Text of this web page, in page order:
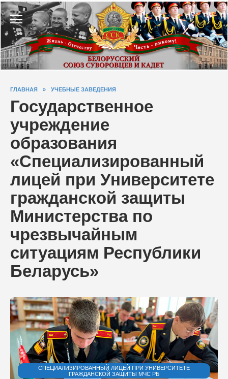
Перейти
к
содержанию
ГЛАВНАЯ » УЧЕБНЫЕ ЗАВЕДЕНИЯ
Государственное
учреждение
образования
«Специализированный
лицей при Университете
гражданской защиты
Министерства по
чрезвычайным
ситуациям Республики
Беларусь»
СПЕЦИАЛИЗИРОВАННЫЙ ЛИЦЕЙ ПРИ УНИВЕРСИТЕТЕ
ГРАЖДАНСКОЙ ЗАЩИТЫ МЧС РБ